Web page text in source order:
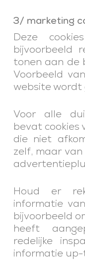
3/ marketing
Deze
bijvoorbeeld
tonen aan de
Voorbeeld
website wordt
Voor alle
bevat cookies
die niet
zelf, maar
Houd er
informatie
bijvoorbeeld
heeft
redelijke
informatie